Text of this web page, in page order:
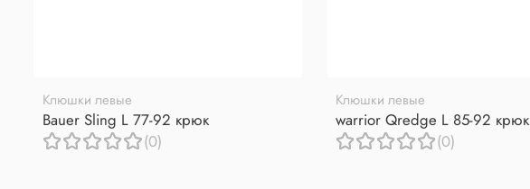
Клюшки левые
Bauer Sling L 77-92 крюк
(0)
Клюшки левые
warrior Qredge L 85-92 крюк
(0)